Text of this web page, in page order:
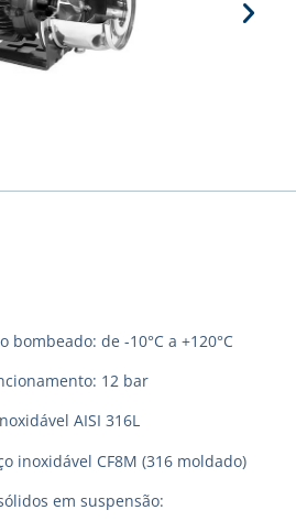
de -10°C a +120°C
12 bar
AISI 316L
inoxidável CF8M (316 moldado)
em suspensão: